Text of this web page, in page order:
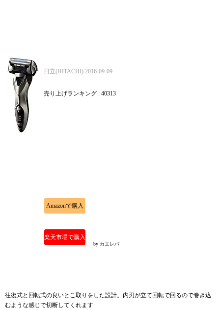
日立(HITACHI) 2016-09-09
売り上げランキング : 40313
Amazonで購入
楽天市場で購入
by カエレバ
往復式と回転式の良いとこ取りをした設計。内刃が立て回転で回るので巻き込
むような感じで切断してくれます